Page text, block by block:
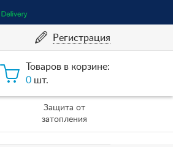
Регистрация
Товаров в корзине:
0 шт.
Защита от
затопления